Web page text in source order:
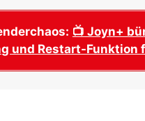
WM 2026
Termine,
WM 2026
📺 Joyn+
und Restart-